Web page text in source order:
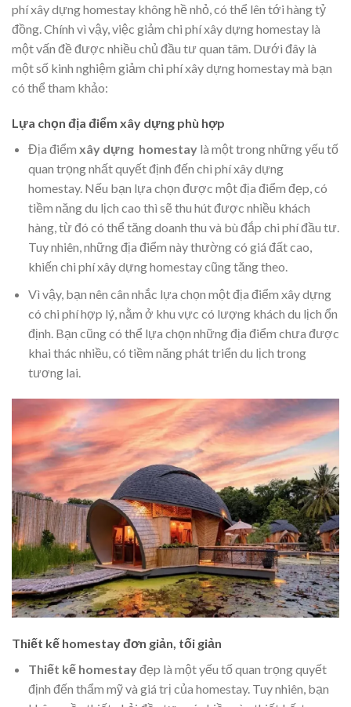
phí xây dựng homestay không hề nhỏ, có thể lên tới hàng tỷ
đồng. Chính vì vậy, việc giảm chi phí xây dựng homestay là
một vấn đề được nhiều chủ đầu tư quan tâm. Dưới đây là
một số kinh nghiệm giảm chi phí xây dựng homestay mà bạn
có thể tham khảo:
Lựa chọn địa điểm xây dựng phù hợp
Địa điểm xây dựng homestay là một trong những yếu tố
quan trọng nhất quyết định đến chi phí xây dựng
homestay. Nếu bạn lựa chọn được một địa điểm đẹp, có
tiềm năng du lịch cao thì sẽ thu hút được nhiều khách
hàng, từ đó có thể tăng doanh thu và bù đắp chi phí đầu tư.
Tuy nhiên, những địa điểm này thường có giá đất cao,
khiến chi phí xây dựng homestay cũng tăng theo.
Vì vậy, bạn nên cân nhắc lựa chọn một địa điểm xây dựng
có chi phí hợp lý, nằm ở khu vực có lượng khách du lịch ổn
định. Bạn cũng có thể lựa chọn những địa điểm chưa được
khai thác nhiều, có tiềm năng phát triển du lịch trong
tương lai.
Thiết kế homestay đơn giản, tối giản
Thiết kế homestayđẹp là một yếu tố quan trọng quyết
định đến thẩm mỹ và giá trị của homestay. Tuy nhiên, bạn